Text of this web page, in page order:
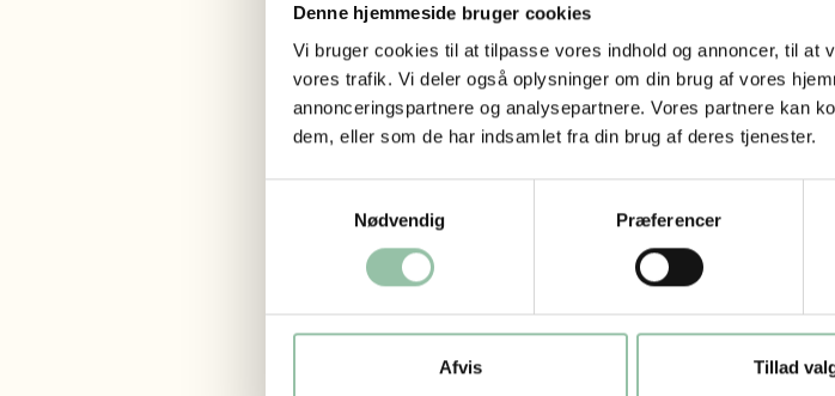
Denne hjemmeside bruger cookies
Vi bruger cookies til at tilpasse vores indhold og annoncer, til at
vores trafik. Vi deler også oplysninger om din brug af vores
annonceringspartnere og analysepartnere. Vores partnere kan
dem, eller som de har indsamlet fra din brug af deres tjenester.
Nødvendig
Præferencer
Afvis Tillad
Adresse
Langelinie 3
4200 Slagelse
Åbningstider
Mobilepay eller kontant
Vi sælger